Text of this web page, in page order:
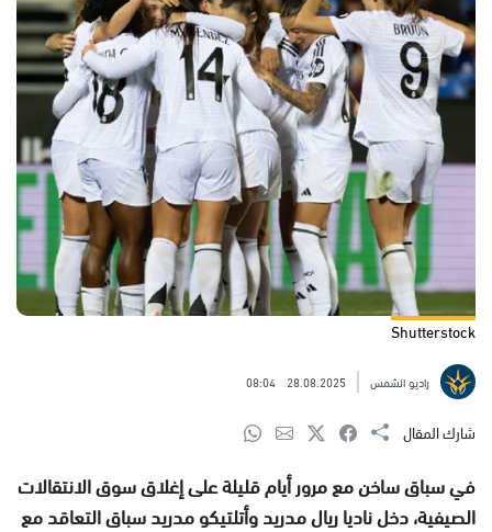
Shutterstock
راديو الشمس 28.08.2025
08:04
شارك المقال
في سباق ساخن مع مرور أيام قليلة على إغلاق سوق الانتقالات
الصيفية، دخل ناديا ريال مدريد وأتلتيكو مدريد سباق التعاقد مع